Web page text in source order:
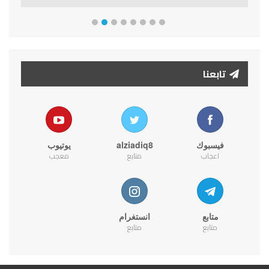
تابعنا
فيسبوك
اعجاب
alziadiq8
متابع
يوتيوب
معجب
متابع
متابع
انستغرام
متابع